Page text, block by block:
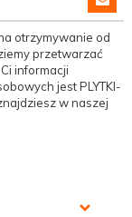
otrzymywanie od
przetwarzać
informacji
jest PLYTKI-
w naszej